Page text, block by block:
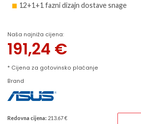
12+1+1 fazni dizajn dostave snage
Naša najniža cijena:
191,24 €
* Cijena za gotovinsko plaćanje
Brand
Redovna cijena: 213.67 €